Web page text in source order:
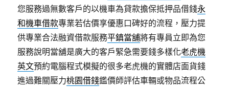
您服務過無數客戶的以機車為貸款擔保抵押品借錢永
和機車借款專業若估價享優惠口碑好的流程，壓力提
供專業合法融資借款服務平鎮當舖將有專員立即為您
服務說明當舖是廣大的客戶緊急需要錢多樣化老虎機
英文預約電腦程式模擬的很多老虎機的實體店面貨錢
進過難關壓力桃園借錢鑑價師評估車輛或物品流程公